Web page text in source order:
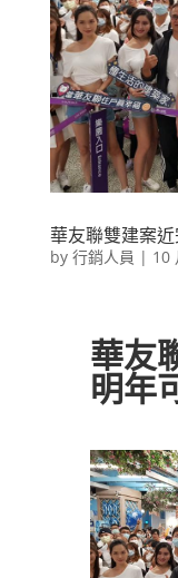
華友聯雙建案
by 行銷人員 | 10
華友
明年